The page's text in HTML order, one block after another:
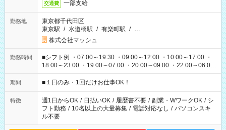
交通費 一部支給
勤務地
東京都千代田区
東京駅 / 水道橋駅 / 有楽町駅 / …
株式会社マッシュ
勤務時間
■シフト例 ・07:00～19:30 ・09:00～12:00 ・10:00～17:00 ・
18:00～23:00 ・19:00～07:00 ・20:00～09:00 ・22:00～06:00
etc ★最短で3時間で5,120円のお仕事から 15時間で2万円近く稼
げるお仕事も！ ご希望のお時間に合わせてご紹介！ ※シフトは
ください！
期間 ■１日のみ・1回だけお仕事OK！
特徴 週1日からOK / 日払いOK / 履歴書不要 / 副業・WワークOK / シ
フト勤務 / 10名以上の大量募集 / 電話対応なし / パソコンスキ
ル不要